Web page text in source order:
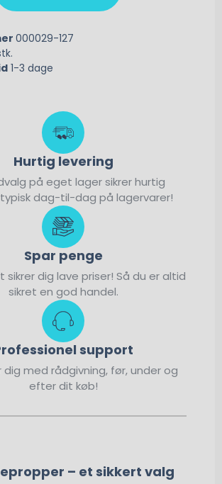
000029-127
1-3 dage
Hurtig levering
på eget lager sikrer hurtig
dag-til-dag på lagervarer!
Spar penge
sikrer dig lave priser! Så du er altid
sikret en god handel.
support
med rådgivning, før, under og
efter dit køb!
– et sikkert valg